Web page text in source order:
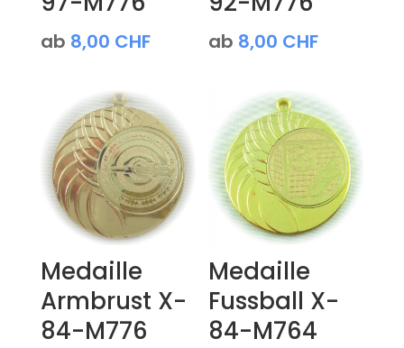
ab 8,00 CHF ab 8,00 CHF
Medaille
Armbrust X-
84-M776
Medaille
Fussball X-
84-M764